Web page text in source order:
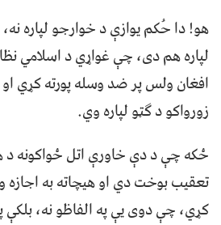
هو! دا حُکم يوازې د خوارجو لپاره
لپاره هم دی، چې غواړي د اسلامي
افغان ولس پر ضد وسله پورته کړي او
زورواکو د ګټو لپاره وي.
ځکه چې د دې خاورې اتل ځواکونه د
تعقیب بوخت دي او هیچاته به
کړي، چې دوی یې په الفاظو نه،